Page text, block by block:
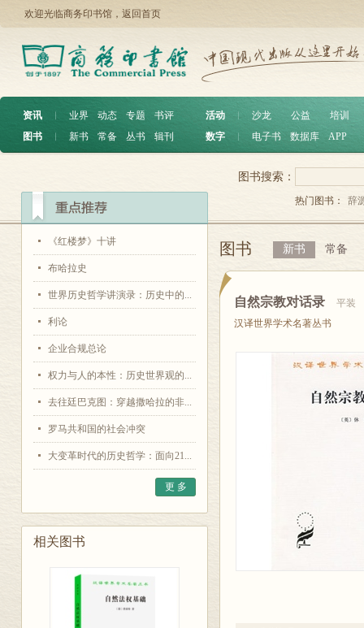
欢迎光临商务印书馆， 返回首页
资讯 ︱ 业界 动态 专题
书评
图书
︱ 新书 常备 丛书 辑刊
活动 沙龙 公益
培训
数字
电子书 数据库 APP
《红楼梦》十讲
布哈拉史
世界历史哲学讲演录：历史中的...
利论
企业合规总论
权力与人的本性：历史世界观的...
去往廷巴克图：穿越撒哈拉的非...
罗马共和国的社会冲突
大变革时代的历史哲学：面向21...
更 多
相关图书
图书搜索：
热门图书： 辞
图书 新书 常备
自然宗教对话录
平装
汉译世界学术名著丛书